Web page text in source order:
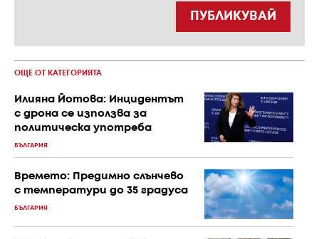
ПУБЛИКУВАЙ
ОЩЕ ОТ КАТЕГОРИЯТА
Илияна Йотова: Инцидентът
с дрона се използва за
политическа употреба
БЪЛГАРИЯ
Времето: Предимно слънчево
с температури до 35 градуса
БЪЛГАРИЯ